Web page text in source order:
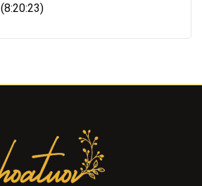
(8:20:23)